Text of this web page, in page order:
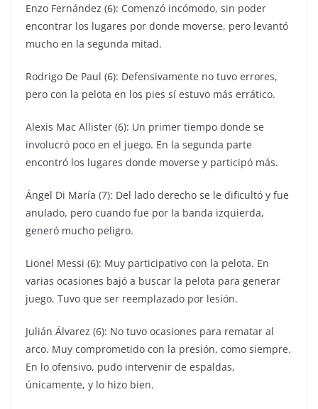
Enzo Fernández (6): Comenzó incómodo, sin poder
encontrar los lugares por donde moverse, pero levantó
mucho en la segunda mitad.
Rodrigo De Paul (6): Defensivamente no tuvo errores,
pero con la pelota en los pies sí estuvo más errático.
Alexis Mac Allister (6): Un primer tiempo donde se
involucró poco en el juego. En la segunda parte
encontró los lugares donde moverse y participó más.
Ángel Di María (7): Del lado derecho se le dificultó y fue
anulado, pero cuando fue por la banda izquierda,
generó mucho peligro.
Lionel Messi (6): Muy participativo con la pelota. En
varias ocasiones bajó a buscar la pelota para generar
juego. Tuvo que ser reemplazado por lesión.
Julián Álvarez (6): No tuvo ocasiones para rematar al
arco. Muy comprometido con la presión, como siempre.
En lo ofensivo, pudo intervenir de espaldas,
únicamente, y lo hizo bien.